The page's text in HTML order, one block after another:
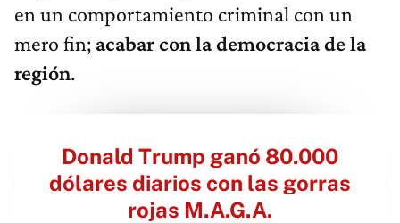
en un comportamiento criminal con un
mero fin; acabar con la democracia de la
región.
Donald Trump ganó 80.000
dólares diarios con las gorras
rojas M.A.G.A.